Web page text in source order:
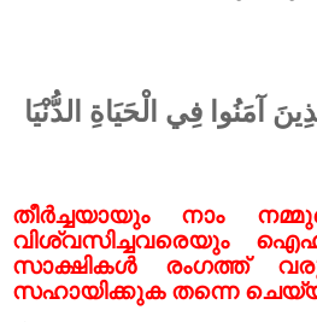
آمَنُوا فِي الْحَيَاةِ الدُّنْيَا
തീർച്ചയായും നാം
വിശ്വസിച്ചവരെയും
സാക്ഷികൾ രംഗത്ത്
സഹായിക്കുക തന്നെ